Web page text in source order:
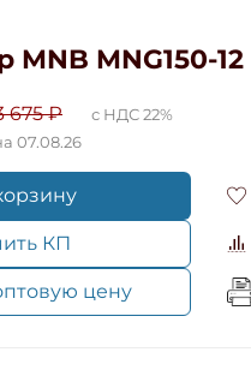
MNG150-12
675 ₽
с НДС 22%
07.08.26
КП
цену